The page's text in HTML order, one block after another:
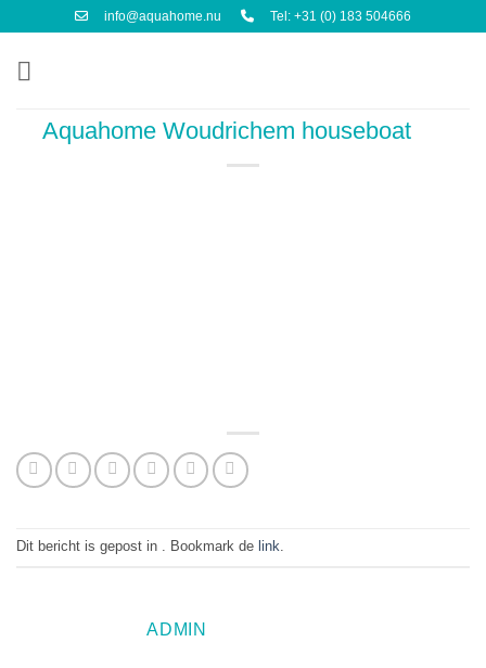
inhoud
info@aquahome.nu Tel: +31 (0) 183 504666
Aquahome Woudrichem houseboat
Dit bericht is gepost in . Bookmark de link.
ADMIN